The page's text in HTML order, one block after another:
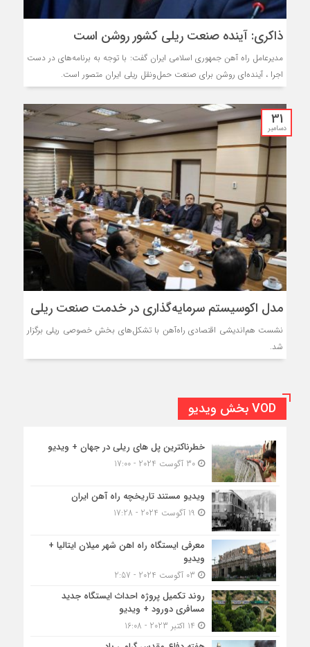
ذاکری: آینده صنعت ریلی کشور روشن است
مدیرعامل راه آهن جمهوری اسلامی ایران گفت: با توجه به برنامه‌های در دست
اجرا ، آینده‌ای روشن برای صنعت حمل‌ونقل ریلی ایران متصور است.
31
دسامبر
مدل اکوسیستم سرمایه‌گذاری در خدمت صنعت ریلی
نشست هم‌اندیشی اقتصادی راه‌آهن با تشکل‌های بخش خصوصی ریلی برگزار
شد.
VOD بخش ویدیو
خطرناکترین پل های ریلی در جهان + ویدیو
30 آگوست 2024 - 17:00
ویدیو مستند تاریخچه راه آهن ایران
معرفی ایستگاه راه اهن شهر میلان ایتالیا +
ویدیو
روند تکمیل پروژه احداث ایستگاه جدید
مسافری دورود + ویدیو